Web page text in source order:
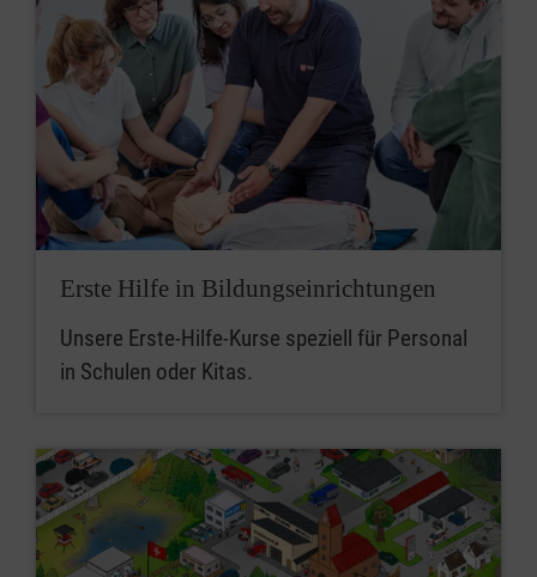
Erste Hilfe in Bildungseinrichtungen
Unsere Erste-Hilfe-Kurse speziell für Personal
in Schulen oder Kitas.